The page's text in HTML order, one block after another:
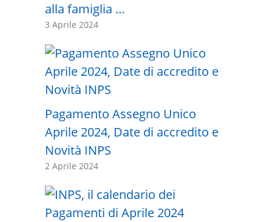
alla famiglia …
3 Aprile 2024
Pagamento Assegno Unico
Aprile 2024, Date di accredito e
Novità INPS
2 Aprile 2024